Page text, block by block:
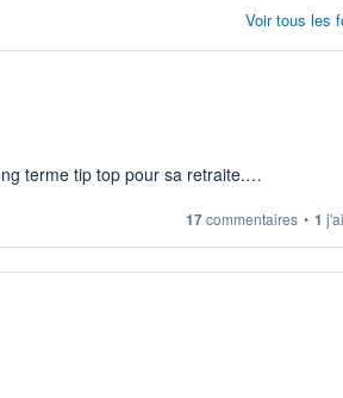
terme tip top pour sa retraite.
17commentaires • 1
Voir tous les